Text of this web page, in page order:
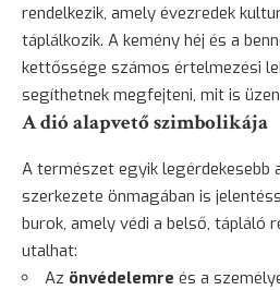
rendelkezik, amely évezredek
táplálkozik. A kemény héj és a
kettőssége számos értelmezési
segíthetnek megfejteni, mit is
A dió alapvető szimbolikája
A természet egyik legérdekesebb
szerkezete önmagában is
burok, amely védi a belső, tápláló
utalhat:
Az önvédelemre és a